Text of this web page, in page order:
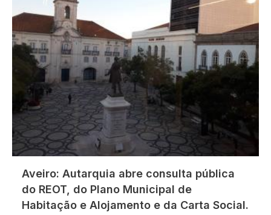
Aveiro: Autarquia abre consulta pública
do REOT, do Plano Municipal de
Habitação e Alojamento e da Carta Social.